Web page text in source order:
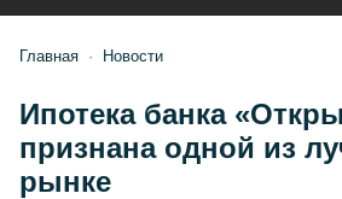
Главная Новости
Ипотека банка
признана одной из
рынке